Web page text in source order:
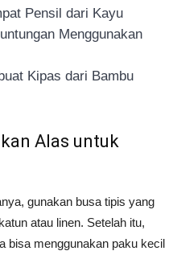
Pensil dari Kayu
Menggunakan
Kipas dari Bambu
Alas untuk
gunakan busa tipis yang
atau linen. Setelah itu,
bisa menggunakan paku kecil